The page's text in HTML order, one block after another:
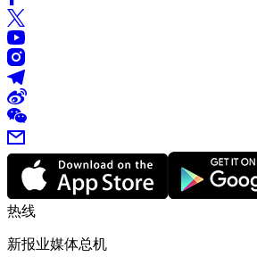
热线
新报业媒体总机